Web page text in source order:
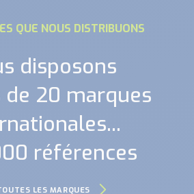
QUE NOUS DISTRIBUONS
disposons
de 20 marques
références
LES MARQUES